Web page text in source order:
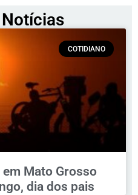
COTIDIANO
Mato Grosso
dia dos pais